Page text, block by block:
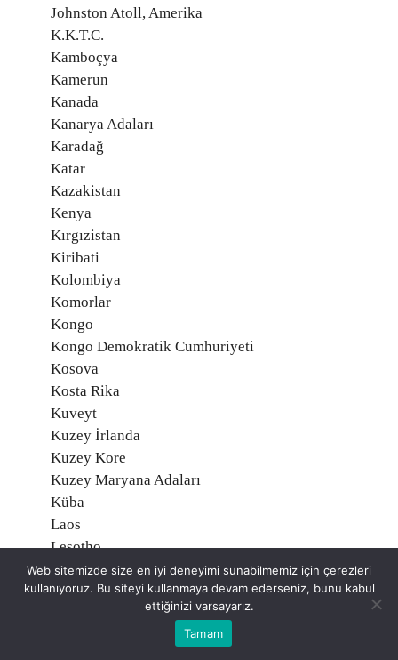
Johnston Atoll, Amerika
K.K.T.C.
Kamboçya
Kamerun
Kanada
Kanarya Adaları
Karadağ
Katar
Kazakistan
Kenya
Kırgızistan
Kiribati
Kolombiya
Komorlar
Kongo
Kongo Demokratik Cumhuriyeti
Kosova
Kosta Rika
Kuveyt
Kuzey İrlanda
Kuzey Kore
Kuzey Maryana Adaları
Küba
Laos
Lesotho
Letonya
Liberya
Web sitemizde size en iyi deneyimi sunabilmemiz için çerezleri
kullanıyoruz. Bu siteyi kullanmaya devam ederseniz, bunu kabul
ettiğinizi varsayarız.
Tamam